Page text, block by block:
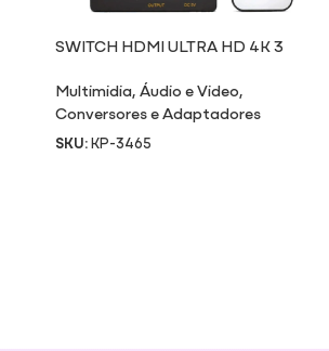
SWITCH HDMI ULTRA HD 4K 3
Multimidia,Áudio e Video,
Conversores e Adaptadores
SKU:KP-3465